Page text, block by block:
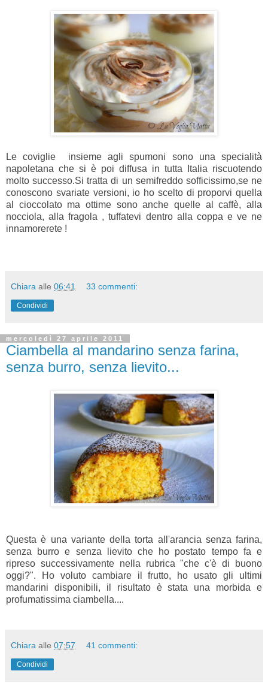
Le coviglie insieme agli spumoni sono una specialità
napoletana che si è poi diffusa in tutta Italia riscuotendo
molto successo.Si tratta di un semifreddo sofficissimo,se ne
conoscono svariate versioni, io ho scelto di proporvi quella
al cioccolato ma ottime sono anche quelle al caffè, alla
nocciola, alla fragola , tuffatevi dentro alla coppa e ve ne
innamorerete !
Chiara alle 06:41 33 commenti:
Condividi
mercoledì 27 aprile 2011
Ciambella al mandarino senza farina,
senza burro, senza lievito...
Questa è una variante della torta all'arancia senza farina,
senza burro e senza lievito che ho postato tempo fa e
ripreso successivamente nella rubrica "che c'è di buono
oggi?". Ho voluto cambiare il frutto, ho usato gli ultimi
mandarini disponibili, il risultato è stata una morbida e
profumatissima ciambella....
Chiara alle 07:57 41 commenti:
Condividi